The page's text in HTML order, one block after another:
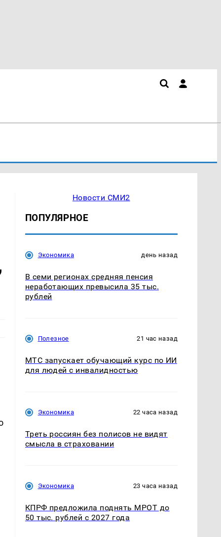
Новости СМИ2
ПОПУЛЯРНОЕ
Экономика день назад
В семи регионах средняя пенсия
неработающих превысила 35 тыс.
рублей
Полезное 21 час назад
МТС запускает обучающий курс по ИИ
для людей с инвалидностью
Экономика 22 часа назад
Треть россиян без полисов не видят
смысла в страховании
Экономика 23 часа назад
КПРФ предложила поднять МРОТ до
50 тыс. рублей с 2027 года